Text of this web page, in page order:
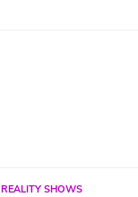
REALITY SHOWS